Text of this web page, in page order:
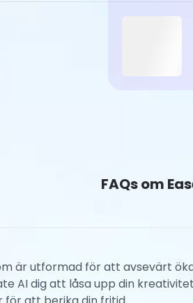
FAQs om
är utformad för att avsevärt
AI dig att låsa upp din